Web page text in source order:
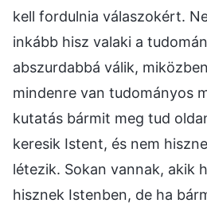
kell fordulnia válaszokért.
inkább hisz valaki a
abszurdabbá válik,
mindenre van tudományos
kutatás bármit meg tud
keresik Istent, és nem
létezik. Sokan vannak, akik
hisznek Istenben, de ha